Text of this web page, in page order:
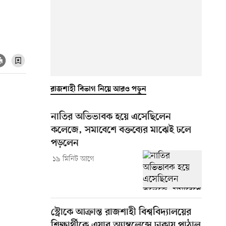
রাজশাহী বিভাগ নিয়ে আরও পড়ুন
নাতির অভিভাবক হয়ে এসেছিলেন
কলেজে, সমাবেশে বক্তব্যের মাঝেই ঢলে
পড়লেন
১৯ মিনিট আগে
স্ট্রোকে আক্রান্ত রাজশাহী বিশ্ববিদ্যালয়ের